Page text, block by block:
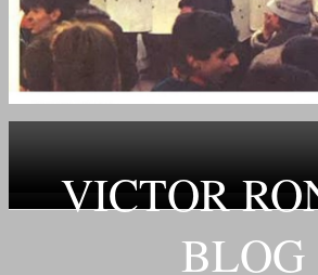
VICTOR
BLOG